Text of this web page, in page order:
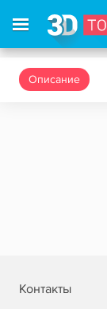
Описание
Контакты